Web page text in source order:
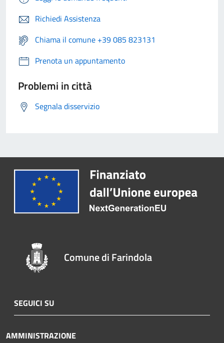
Richiedi Assistenza
Chiama il comune +39 085 823131
Prenota un appuntamento
Problemi in città
Segnala disservizio
Comune di Farindola
SEGUICI SU
AMMINISTRAZIONE